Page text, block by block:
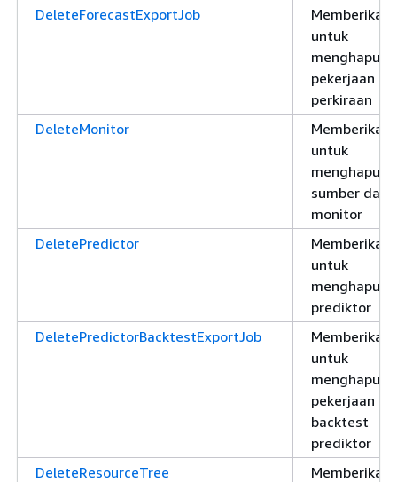
DeleteForecastExportJob
Memberikan
untuk
menghapus
pekerjaan
perkiraan
DeleteMonitor
Memberikan
untuk
menghapus
sumber daya
monitor
DeletePredictor
Memberikan
untuk
menghapus
prediktor
DeletePredictorBacktestExportJob
Memberikan
untuk
menghapus
pekerjaan
backtest
prediktor
DeleteResourceTree
Memberikan